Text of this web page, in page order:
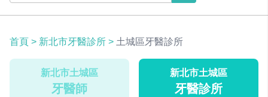
首頁 > 新北市牙醫診所 > 土城區牙醫診所
新北市土城區
牙醫師
新北市土城區
牙醫診所